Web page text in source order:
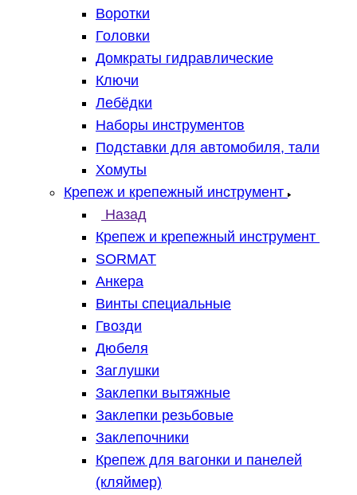
Воротки
Головки
Домкраты гидравлические
Ключи
Лебёдки
Наборы инструментов
Подставки для автомобиля, тали
Хомуты
Крепеж и крепежный инструмент
Назад
Крепеж и крепежный инструмент
SORMAT
Анкера
Винты специальные
Гвозди
Дюбеля
Заглушки
Заклепки вытяжные
Заклепки резьбовые
Заклепочники
Крепеж для вагонки и панелей
(кляймер)